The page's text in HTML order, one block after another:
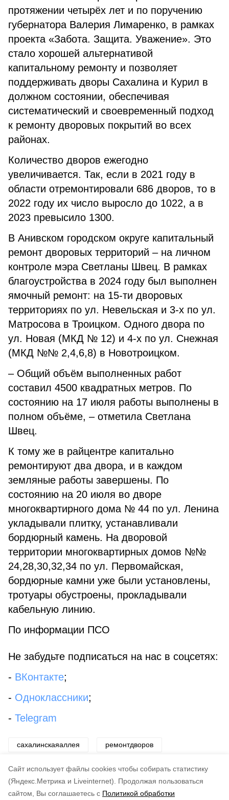
Cайт использует файлы cookies чтобы собирать статистику
(Яндекс.Метрика и Liveinternet).
Продолжая пользоваться
сайтом, Вы соглашаетесь с Политикой обработки
протяжении четырёх лет и по поручению
губернатора Валерия Лимаренко, в рамках
проекта «Забота. Защита. Уважение». Это
стало хорошей альтернативой
капитальному ремонту и позволяет
поддерживать дворы Сахалина и Курил в
должном состоянии, обеспечивая
систематический и своевременный подход
к ремонту дворовых покрытий во всех
районах.
Количество дворов ежегодно
увеличивается. Так, если в 2021 году в
области отремонтировали 686 дворов, то в
2022 году их число выросло до 1022, а в
2023 превысило 1300.
В Анивском городском округе капитальный
ремонт дворовых территорий – на личном
контроле мэра Светланы Швец. В рамках
благоустройства в 2024 году был выполнен
ямочный ремонт: на 15-ти дворовых
территориях по ул. Невельская и 3-х по ул.
Матросова в Троицком. Одного двора по
ул. Новая (МКД № 12) и 4-х по ул. Снежная
(МКД №№ 2,4,6,8) в Новотроицком.
– Общий объём выполненных работ
составил 4500 квадратных метров. По
состоянию на 17 июля работы выполнены в
полном объёме, – отметила Светлана
Швец.
К тому же в райцентре капитально
ремонтируют два двора, и в каждом
земляные работы завершены. По
состоянию на 20 июля во дворе
многоквартирного дома № 44 по ул. Ленина
укладывали плитку, устанавливали
бордюрный камень. На дворовой
территории многоквартирных домов №№
24,28,30,32,34 по ул. Первомайская,
бордюрные камни уже были установлены,
тротуары обустроены, прокладывали
кабельную линию.
По информации ПСО
Не забудьте подписаться на нас в соцсетях:
- ВКонтакте;
- Одноклассники;
- Telegram
сахалинскаяаллея ремонтдворов
губернаторвалерийлимаренко